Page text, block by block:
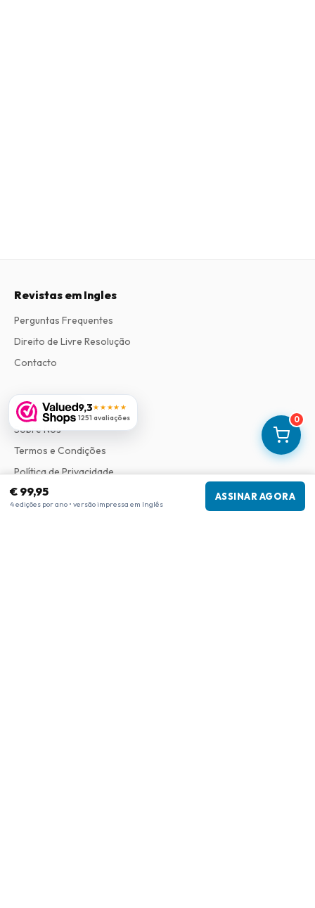
0
€ 99,95
4 edições por ano • versão impressa em Inglês
ASSINAR AGORA
9,3★★★★★
1251 avaliações
Revistas em Ingles
Perguntas Frequentes
Direito de Livre Resolução
Contacto
Informações
Sobre Nós
Termos e Condições
Política de Privacidade
Procedimento de Reclamações